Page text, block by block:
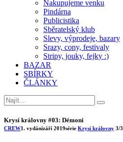
Nakupujeme venku
Pindárna
Publicistika
Sběratelský klub
Slevy, výprodeje, bazary
Srazy, cony, festivaly
Stripy, jouky, fejky :)
BAZAR
SBÍRKY
ČLÁNKY
Krysí královny #03: Démoni
CREW1. vydánízáří 2019série Krysí královny 3/3